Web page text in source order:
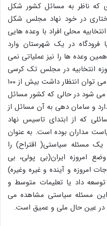
که ناظر به مسائل کشور شکل
در خود نهاد مجلس شکل
محلی افراد با وعده هایی
در یک شهرستان وارد
وعده ها را نیز عملیاتی نمی
باتوجه به این بیش از ۱۰۰ حوزه انتخابیه در مجلس تک کرسی
است و فقط یک نماینده دارد. پس می توان انتظار داشت بیش از ۱۰۰
شود در حالی که کشور مسائل
و سامان دهی به آن مسائل از
که از ابتدای تاسیس نهاد
مداران بوده است. به عنوان
مجله آینده یک مسئله سیاستی( اقتراح) را
امروزه ایران(بی پولی، بی
امروزه و آینده و غیره وغیره)
توسعه داد یا تعلیمات متوسط و
( زائری، ۱۳۹۸: ۵۱) در این مسئله سیاستی مشاهده می
در عین حال ملی و عمیق است.